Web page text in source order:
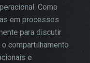
Como
em processos
para discutir
compartilhamento
e